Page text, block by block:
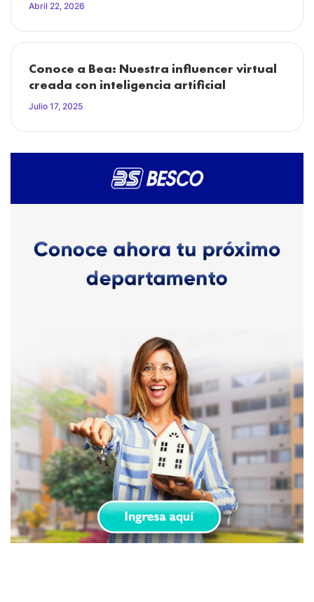
Abril 22, 2026
Conoce a Bea: Nuestra influencer virtual
creada con inteligencia artificial
Julio 17, 2025